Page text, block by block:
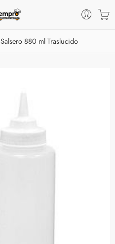
Salsero 880 ml Traslucido